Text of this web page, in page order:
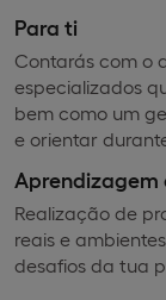
Para ti
Contarás com o
especializados
bem como um
e orientar
Aprendizagem
Realização de
reais e
desafios da tua